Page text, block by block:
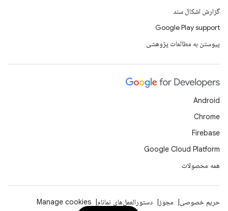
گزارش اشکال سند
Google Play support
پیوستن به مطالعات پژوهشی
Android
Chrome
Firebase
Google Cloud Platform
همه محصولات
حریم خصوصی مجوز دستورالعمل‌های نمانام Manage cookies